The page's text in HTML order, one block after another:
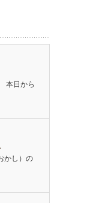
本日から
かし）の